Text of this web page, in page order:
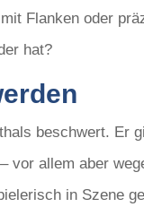
Flanken oder
hat?
beschwert. Er
vor allem aber
in Szene